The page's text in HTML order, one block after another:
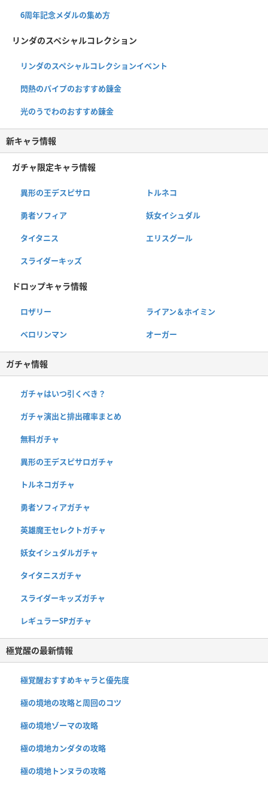
6周年記念メダルの集め方
リンダのスペシャルコレクション
リンダのスペシャルコレクションイベント
閃熱のパイプのおすすめ錬金
光のうでわのおすすめ錬金
新キャラ情報
ガチャ限定キャラ情報
異形の王デスピサロ トルネコ
勇者ソフィア 妖女イシュダル
タイタニス エリスグール
スライダーキッズ
ドロップキャラ情報
ロザリー ライアン＆ホイミン
ベロリンマン オーガー
ガチャ情報
ガチャはいつ引くべき？
ガチャ演出と排出確率まとめ
無料ガチャ
異形の王デスピサロガチャ
トルネコガチャ
勇者ソフィアガチャ
英雄魔王セレクトガチャ
妖女イシュダルガチャ
タイタニスガチャ
スライダーキッズガチャ
レギュラーSPガチャ
極覚醒の最新情報
極覚醒おすすめキャラと優先度
極の境地の攻略と周回のコツ
極の境地ゾーマの攻略
極の境地カンダタの攻略
極の境地トンヌラの攻略